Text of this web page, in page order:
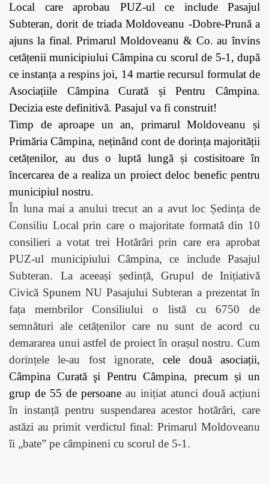
Local care aprobau PUZ-ul ce include Pasajul
Subteran, dorit de triada Moldoveanu -Dobre-Prună a
ajuns la final. Primarul Moldoveanu & Co. au învins
cetățenii municipiului Câmpina cu scorul de 5-1, după
ce instanța a respins joi, 14 martie recursul formulat de
Asociațiile Câmpina Curată și Pentru Câmpina.
Decizia este definitivă. Pasajul va fi construit!
Timp de aproape un an, primarul Moldoveanu și
Primăria Câmpina, neținând cont de dorința majorității
cetățenilor, au dus o luptă lungă și costisitoare în
încercarea de a realiza un proiect deloc benefic pentru
municipiul nostru.
În luna mai a anului trecut an a avut loc Ședința de
Consiliu Local prin care o majoritate formată din 10
consilieri a votat trei Hotărâri prin care era aprobat
PUZ-ul municipiului Câmpina, ce include Pasajul
Subteran. La aceeași ședință, Grupul de Inițiativă
Civică Spunem NU Pasajului Subteran a prezentat în
fața membrilor Consiliului o listă cu 6750 de
semnături ale cetățenilor care nu sunt de acord cu
demararea unui astfel de proiect în orașul nostru. Cum
dorințele le-au fost ignorate,cele două asociații,
Câmpina Curată şi Pentru Câmpina, precum și un
grup de 55 de persoane au inițiat atunci două acțiuni
în instanță pentru suspendarea acestor hotărâri, care
astăzi au primit verdictul final: Primarul Moldoveanu
îi „bate” pe câmpineni cu scorul de 5-1.